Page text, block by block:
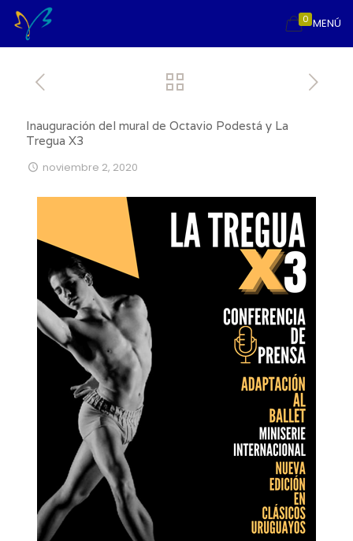
MENÚ
0
Inauguración del mural de Octavio Podestá y La
Tregua X3
noviembre 2, 2020